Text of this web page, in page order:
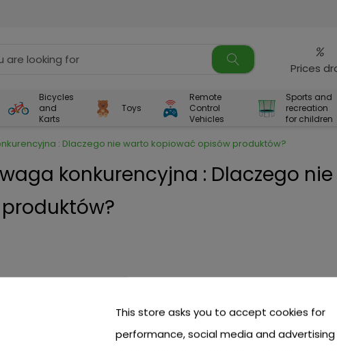
%
Prices
Bicycles
and
Karts
Toys
Remote
Control
Vehicles
Sports and
recreation
for children
: Dlaczego nie warto kopiować opisów produktów?
konkurencyjna : Dlaczego nie
This store asks you to accept cookies for
performance, social media and advertising